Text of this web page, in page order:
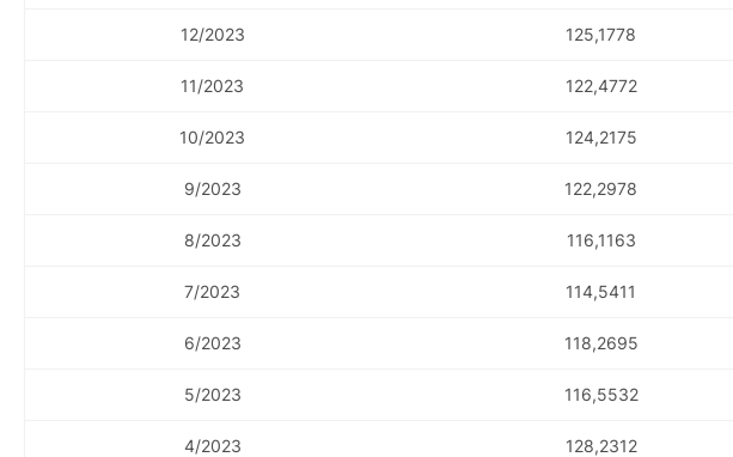
12/2023 125,1778
11/2023 122,4772
10/2023 124,2175
9/2023 122,2978
8/2023 116,1163
7/2023 114,5411
6/2023 118,2695
5/2023 116,5532
4/2023 128,2312